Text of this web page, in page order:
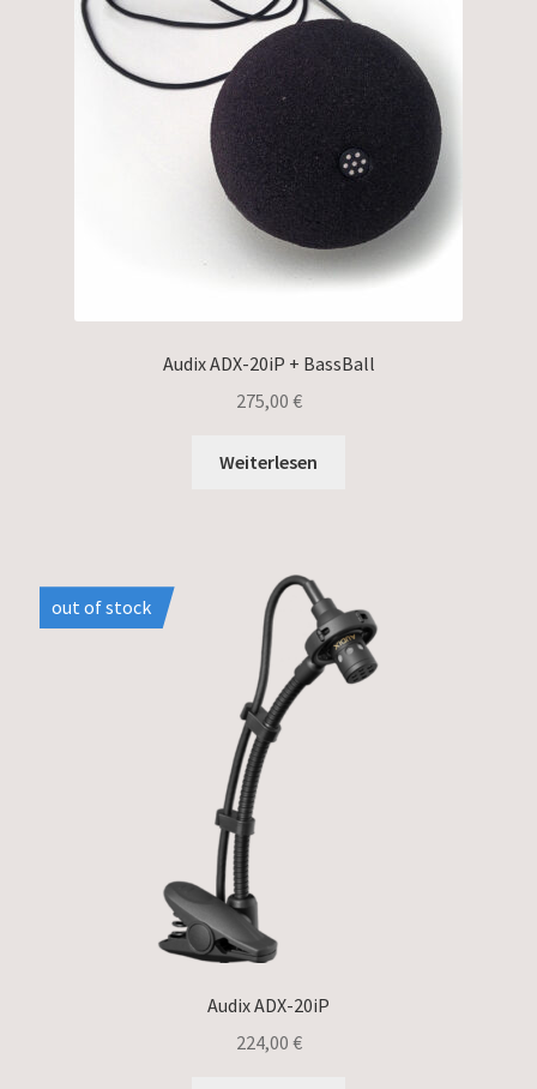
Audix ADX-20iP + BassBall
275,00 €
Weiterlesen
out of stock
Audix ADX-20iP
224,00 €